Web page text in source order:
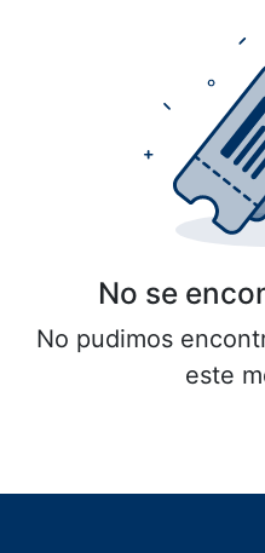
No se
No pudimos
este